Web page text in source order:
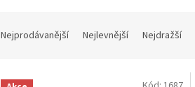
n
Nejprodávanější Nejlevnější Nejdražší
V